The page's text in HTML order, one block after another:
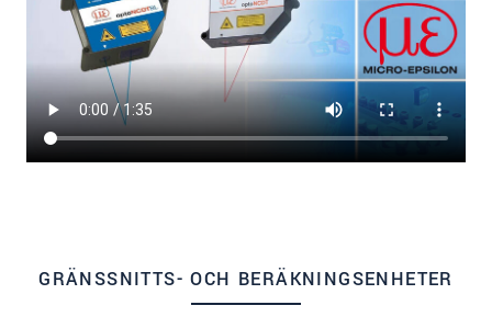
GRÄNSSNITTS- OCH BERÄKNINGSENHETER